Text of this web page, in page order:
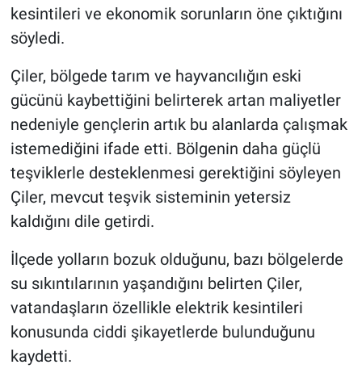
kesintileri ve ekonomik sorunların öne çıktığını
söyledi.
Çiler, bölgede tarım ve hayvancılığın eski
gücünü kaybettiğini belirterek artan maliyetler
nedeniyle gençlerin artık bu alanlarda çalışmak
istemediğini ifade etti. Bölgenin daha güçlü
teşviklerle desteklenmesi gerektiğini söyleyen
Çiler, mevcut teşvik sisteminin yetersiz
kaldığını dile getirdi.
İlçede yolların bozuk olduğunu, bazı bölgelerde
su sıkıntılarının yaşandığını belirten Çiler,
vatandaşların özellikle elektrik kesintileri
konusunda ciddi şikayetlerde bulunduğunu
kaydetti.